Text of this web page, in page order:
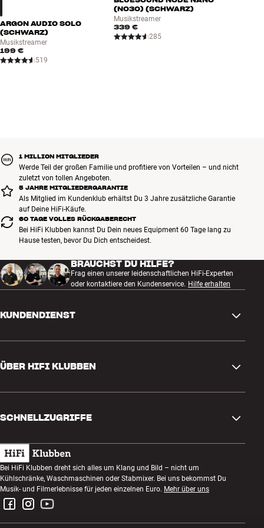
ARGON AUDIO SOLO
(SCHWARZ)
Musikstreamer
199 €
519
(N030) (SCHWARZ)
Musikstreamer
339 €
285
1 MILLION MITGLIEDER
Werde Teil der großen Familie und profitiere von Vorteilen – und nicht
zuletzt von tollen Angeboten.
5 JAHRE MITGLIEDERGARANTIE
Als Mitglied im Kundenklub erhältst Du 3 Jahre zusätzliche Garantie
auf Deine HiFi-Käufe.
60 TAGE VOLLES RÜCKGABERECHT
Bei HiFi Klubben kannst Du Dein neues Equipment 60 Tage lang zu
Hause testen, bevor Du Dich entscheidest.
BRAUCHST DU HILFE?
Frag einen unserer leidenschaftlichen HiFi-Experten
oder kontaktiere den Kundenservice. Hilfe erhalten
KUNDENDIENST
Rückgabe und Reklamation
Bestellung widerrufen
AGB
Datenschutzerklärung
Impressum
ÜBER HIFI KLUBBEN
Kundenklub
Abend zum Zuhören
Wettbewerbe
Jobs bei HiFi Klubben
SCHNELLZUGRIFFE
Geschenkkarte
Bauen mit Klang
Montage und Installation
Bei HiFi Klubben dreht sich alles um Klang und Bild – nicht um
Kühlschränke, Waschmaschinen oder Stabmixer. Bei uns bekommst Du
Musik- und Filmerlebnisse für jeden einzelnen Euro. Mehr über uns